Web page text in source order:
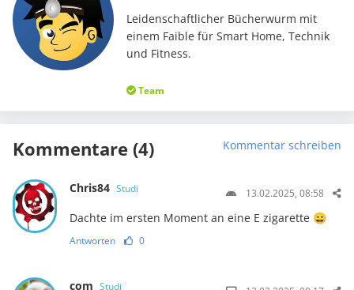
Leidenschaftlicher Bücherwurm mit
einem Faible für Smart Home, Technik
und Fitness.
Team
Kommentare (4) Kommentar schreiben
Chris84 Studi 13.02.2025, 08:58
Dachte im ersten Moment an eine E zigarette 😄
Antworten 0
com Studi